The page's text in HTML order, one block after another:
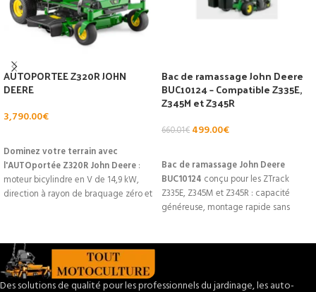
AUTOPORTEE Z320R JOHN
DEERE
3,790.00€
Dominez votre terrain avec
l'AUTOportée Z320R John Deere :
moteur bicylindre en V de 14,9 kW,
direction à rayon de braquage zéro et
exceptionnelle, confort prolongé
(siège supérieur avec accoudoirs en
option) et rangements pratiques
Bac de ramassage John Deere
BUC10124 – Compatible Z335E,
Z345M et Z345R
660.01€ 499.00€
Bac de ramassage John Deere
BUC10124 conçu pour les ZTrack
Z335E, Z345M et Z345R : capacité
généreuse, montage rapide sans
remplissage visible depuis le siège et
Des solutions de qualité pour les professionnels du jardinage, les auto-